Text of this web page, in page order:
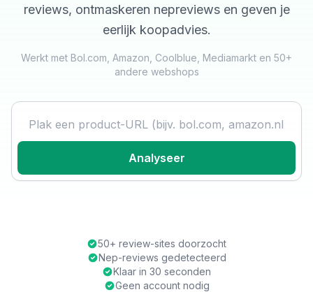
reviews, ontmaskeren nepreviews en geven je
eerlijk koopadvies.
Werkt met Bol.com, Amazon, Coolblue, Mediamarkt en 50+
andere webshops
Analyseer
50+ review-sites doorzocht
Nep-reviews gedetecteerd
Klaar in 30 seconden
Geen account nodig